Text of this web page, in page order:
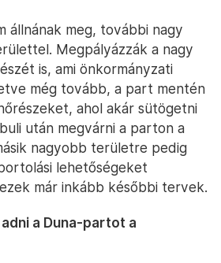
állnának meg, további nagy
Megpályázzák a nagy
is, ami önkormányzati
még tovább, a part mentén
ahol akár sütögetni
után megvárni a parton a
nagyobb területre pedig
lehetőségeket
már inkább későbbi tervek.
a Duna-partot a